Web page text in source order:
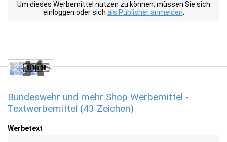
Um dieses Werbemittel nutzen zu können, müssen Sie sich
einloggen oder sich als Publisher anmelden
Bundeswehr und mehr Shop Werbemittel -
Textwerbemittel (43 Zeichen)
Werbetext